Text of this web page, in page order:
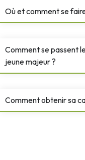
Où et comment se
Comment se passent
jeune majeur ?
Comment obtenir sa